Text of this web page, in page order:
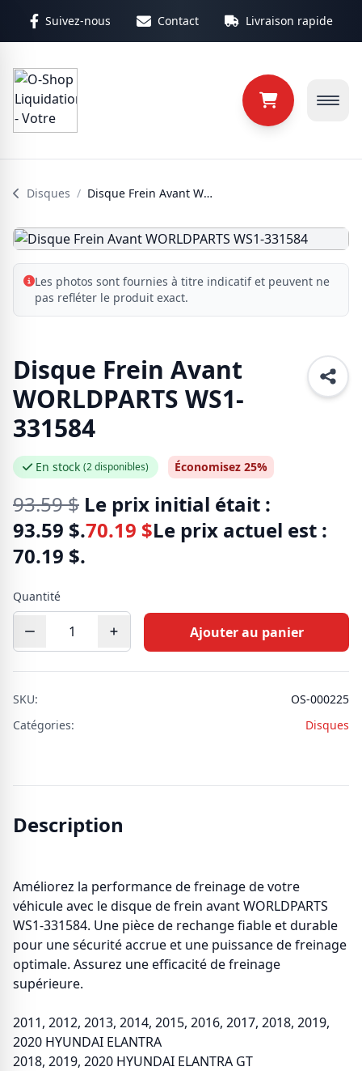
Suivez-nous Contact Livraison rapide
Disques / Disque Frein Avant WORLDPARTS WS1-331584
Les photos sont fournies à titre indicatif et peuvent ne
pas refléter le produit exact.
Disque Frein Avant
WORLDPARTS WS1-
331584
En stock (2 disponibles) Économisez 25%
93.59$ Le prix initial était :
93.59 $.70.19 $Le prix actuel est :
70.19 $.
Quantité
Ajouter au panier
SKU:
OS-000225
Catégories:
Disques
Description
Améliorez la performance de freinage de votre
véhicule avec le disque de frein avant WORLDPARTS
WS1-331584. Une pièce de rechange fiable et durable
pour une sécurité accrue et une puissance de freinage
optimale. Assurez une efficacité de freinage
supérieure.
2011, 2012, 2013, 2014, 2015, 2016, 2017, 2018, 2019,
2020 HYUNDAI ELANTRA
2018, 2019, 2020 HYUNDAI ELANTRA GT